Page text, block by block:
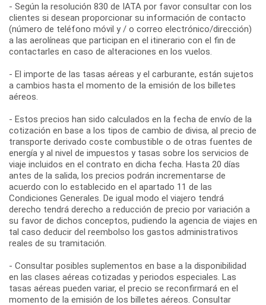
- Según la resolución 830 de IATA por favor consultar con los
clientes si desean proporcionar su información de contacto
(número de teléfono móvil y / o correo electrónico/dirección)
a las aerolíneas que participan en el itinerario con el fin de
contactarles en caso de alteraciones en los vuelos.
- El importe de las tasas aéreas y el carburante, están sujetos
a cambios hasta el momento de la emisión de los billetes
aéreos.
- Estos precios han sido calculados en la fecha de envío de la
cotización en base a los tipos de cambio de divisa, al precio de
transporte derivado coste combustible o de otras fuentes de
energía y al nivel de impuestos y tasas sobre los servicios de
viaje incluidos en el contrato en dicha fecha. Hasta 20 días
antes de la salida, los precios podrán incrementarse de
acuerdo con lo establecido en el apartado 11 de las
Condiciones Generales. De igual modo el viajero tendrá
derecho tendrá derecho a reducción de precio por variación a
su favor de dichos conceptos, pudiendo la agencia de viajes en
tal caso deducir del reembolso los gastos administrativos
reales de su tramitación.
- Consultar posibles suplementos en base a la disponibilidad
en las clases aéreas cotizadas y periodos especiales. Las
tasas aéreas pueden variar, el precio se reconfirmará en el
momento de la emisión de los billetes aéreos. Consultar